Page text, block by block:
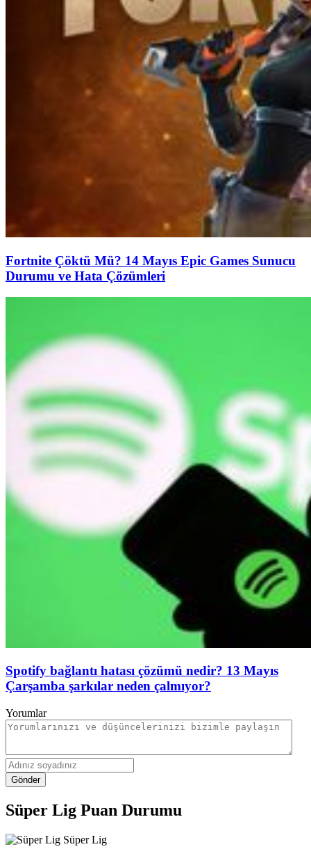
Fortnite Çöktü Mü? 14 Mayıs Epic Games Sunucu
Durumu ve Hata Çözümleri
Spotify bağlantı hatası çözümü nedir? 13 Mayıs
Çarşamba şarkılar neden çalmıyor?
Yorumlar
Gönder
Süper Lig Puan Durumu
Süper Lig